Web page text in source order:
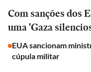
Com sanções dos
uma 'Gaza
EUA sancionam
cúpula militar